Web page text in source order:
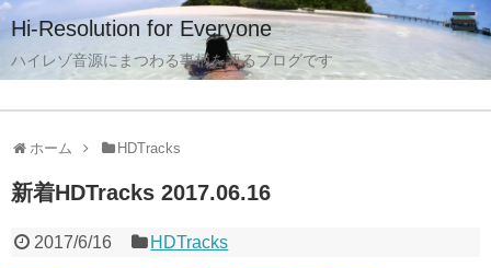
Hi-Resolution for Everyone
ハイレゾ音源にまつわる事柄を語るブログです
ホーム HDTracks
新着HDTracks 2017.06.16
2017/6/16 HDTracks